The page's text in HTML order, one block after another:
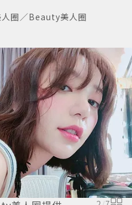
圈／Beauty美人圈